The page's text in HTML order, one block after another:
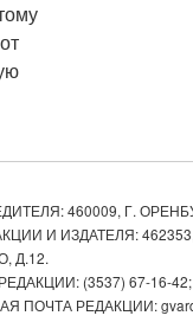
460009, Г.
И ИЗДАТЕЛЯ:
Д.12.
(3537) 67-16-42;
ПОЧТА РЕДАКЦИИ: